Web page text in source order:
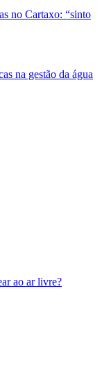
no Cartaxo: “sinto
na gestão da água
ao ar livre?